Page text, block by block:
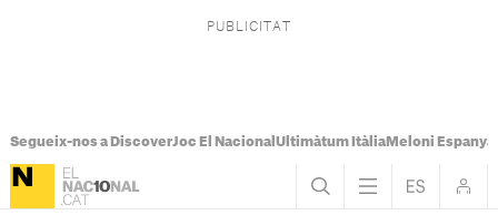
Segueix-nos a DiscoverJoc El Nacional Ultimàtum ItàliaMeloni Espanya